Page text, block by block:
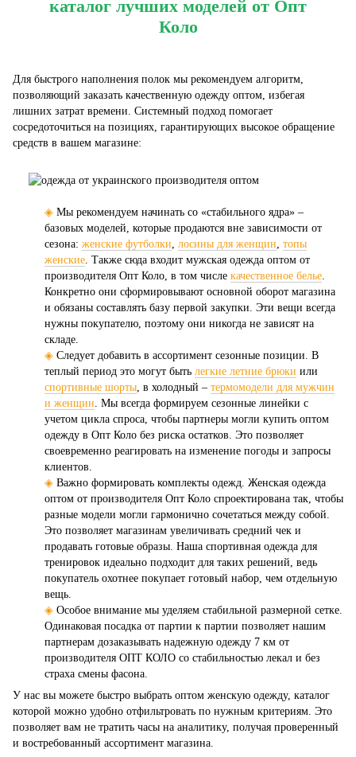
каталог лучших моделей от Опт
Коло
Для быстрого наполнения полок мы рекомендуем алгоритм,
позволяющий заказать качественную одежду оптом, избегая
лишних затрат времени. Системный подход помогает
сосредоточиться на позициях, гарантирующих высокое обращение
средств в вашем магазине:
◈ Мы рекомендуем начинать со «стабильного ядра» –
базовых моделей, которые продаются вне зависимости от
сезона: женские футболки лосины для женщин топы
женские . Также сюда входит мужская одежда оптом от
производителя Опт Коло, в том числе качественное белье
Конкретно они сформировывают основной оборот магазина
и обязаны составлять базу первой закупки. Эти вещи всегда
нужны покупателю, поэтому они никогда не зависят на
складе.
◈ Следует добавить в ассортимент сезонные позиции. В
теплый период это могут быть легкие летние брюки или
спортивные шорты , в холодный – термомодели для мужчин
и женщин . Мы всегда формируем сезонные линейки с
учетом цикла спроса, чтобы партнеры могли купить оптом
одежду в Опт Коло без риска остатков. Это позволяет
своевременно реагировать на изменение погоды и запросы
клиентов.
◈ Важно формировать комплекты одежд. Женская одежда
оптом от производителя Опт Коло спроектирована так, чтобы
разные модели могли гармонично сочетаться между собой.
Это позволяет магазинам увеличивать средний чек и
продавать готовые образы. Наша спортивная одежда для
тренировок идеально подходит для таких решений, ведь
покупатель охотнее покупает готовый набор, чем отдельную
вещь.
◈ Особое внимание мы уделяем стабильной размерной сетке.
Одинаковая посадка от партии к партии позволяет нашим
партнерам дозаказывать надежную одежду 7 км от
производителя ОПТ КОЛО со стабильностью лекал и без
страха смены фасона.
У нас вы можете быстро выбрать оптом женскую одежду, каталог
которой можно удобно отфильтровать по нужным критериям. Это
позволяет вам не тратить часы на аналитику, получая проверенный
и востребованный ассортимент магазина.